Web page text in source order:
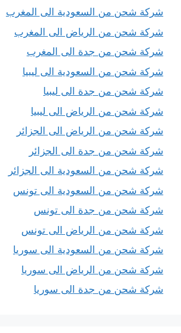
شركة شحن من السعودية الى المغرب
شركة شحن من الرياض الى المغرب
شركة شحن من جدة الى المغرب
شركة شحن من السعودية الى ليبيا
شركة شحن من جدة الى ليبيا
شركة شحن من الرياض الى ليبيا
شركة شحن من الرياض الى الجزائر
شركة شحن من جدة الى الجزائر
شركة شحن من السعودية الى الجزائر
شركة شحن من السعودية الى تونس
شركة شحن من جدة الى تونس
شركة شحن من الرياض الى تونس
شركة شحن من السعودية الى سوريا
شركة شحن من الرياض الى سوريا
شركة شحن من جدة الى سوريا